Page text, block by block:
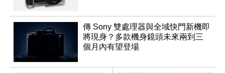
傳 Sony 雙處理器與全域快門新機即
將現身？多款機身鏡頭未來兩到三
個月內有望登場